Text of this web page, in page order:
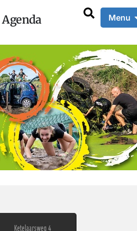
Agenda Menu